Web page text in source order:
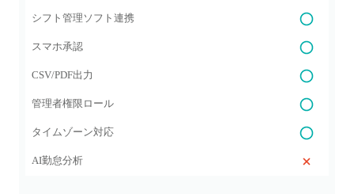
シフト管理ソフト連携
スマホ承認
CSV/PDF出力
管理者権限ロール
タイムゾーン対応
AI勤怠分析